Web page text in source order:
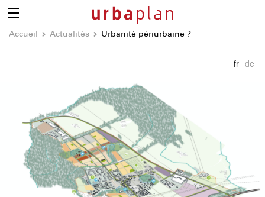
Accueil Actualités Urbanité périurbaine ?
fr de